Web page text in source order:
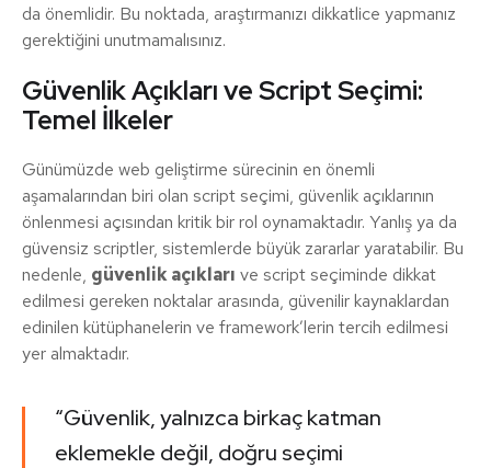
da önemlidir. Bu noktada, araştırmanızı dikkatlice yapmanız
gerektiğini unutmamalısınız.
Güvenlik Açıkları ve Script Seçimi:
Temel İlkeler
Günümüzde web geliştirme sürecinin en önemli
aşamalarından biri olan script seçimi, güvenlik açıklarının
önlenmesi açısından kritik bir rol oynamaktadır. Yanlış ya da
güvensiz scriptler, sistemlerde büyük zararlar yaratabilir. Bu
nedenle, güvenlik açıkları ve script seçiminde dikkat
edilmesi gereken noktalar arasında, güvenilir kaynaklardan
edinilen kütüphanelerin ve framework’lerin tercih edilmesi
yer almaktadır.
“Güvenlik, yalnızca birkaç katman
eklemekle değil, doğru seçimi